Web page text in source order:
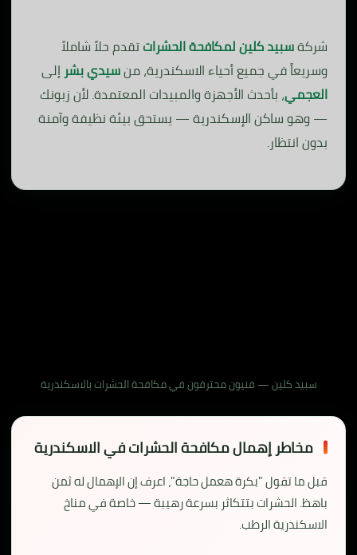
شركةسبيد كلين لمكافحة الحشراتتقدم حلاً شاملاً
وسريعاً في جميع أحياء الاسكندرية، منسيدي بشرإلى
العجمي، بأحدث الأجهزة والمبيدات المعتمدة. لأن زبونك
— وهو ساكن الإسكندرية — يستحق بيئة نظيفة وآمنة
بدون انتظار.
سبيد كلين — فنيون محترفون في مكافحة الحشرات بالاسكندرية
مخاطر إهمال مكافحة الحشرات في الاسكندرية
قبل ما تقول "بكرة هعمل حاجة"، اعرف إن الإهمال له ثمن
باهظ. الحشرات بتتكاثر بسرعة رهيبة — خاصة في مناخ
الاسكندرية الرطب.